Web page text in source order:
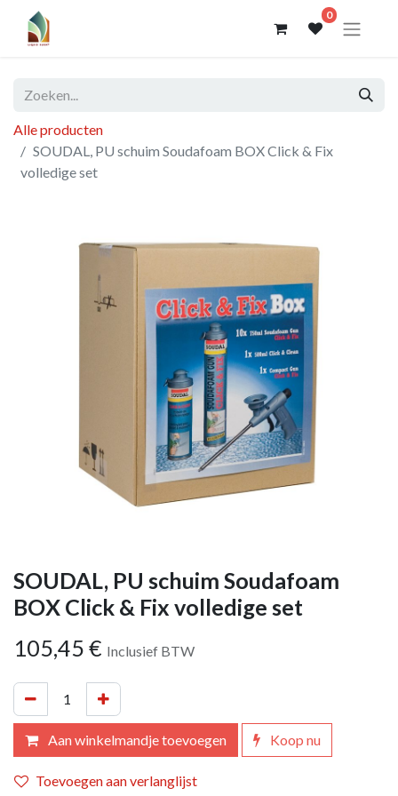
0
Alle producten
SOUDAL, PU schuim Soudafoam BOX Click & Fix
volledige set
SOUDAL, PU schuim Soudafoam
BOX Click & Fix volledige set
105,45 € Inclusief BTW
Aan winkelmandje toevoegen Koop nu
Toevoegen aan verlanglijst